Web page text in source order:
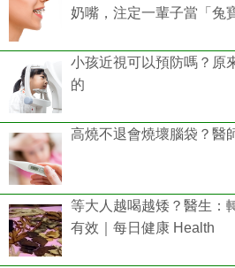
奶嘴，注定一輩子當「兔
小孩近視可以預防嗎？原
的
高燒不退會燒壞腦袋？醫
等大人越喝越矮？醫生：
有效｜每日健康 Health